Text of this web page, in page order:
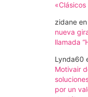
«Clásicos
zidane en
nueva
llamada
Lynda60
Motivair
por un